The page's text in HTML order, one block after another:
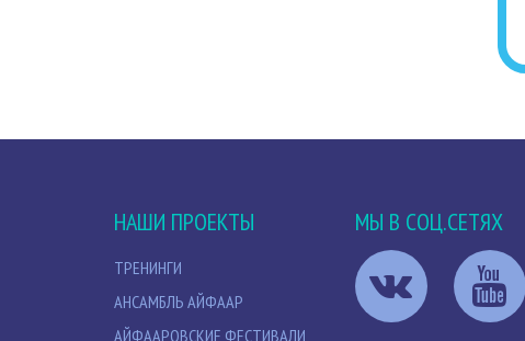
НАШИ ПРОЕКТЫ
ТРЕНИНГИ
АНСАМБЛЬ АЙФААР
АЙФААРОВСКИЕ ФЕСТИВАЛИ
МЫ В СОЦ.СЕТЯХ